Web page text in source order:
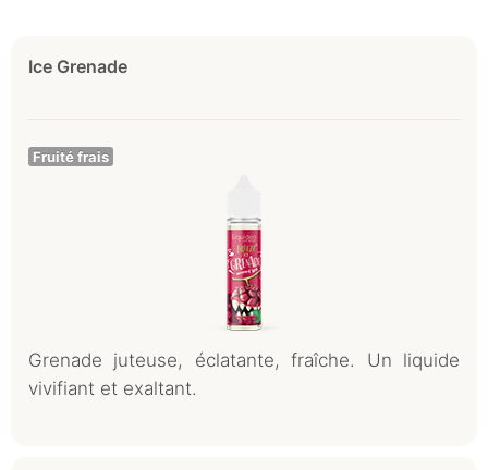
Ice Grenade
Fruité frais
Grenade juteuse, éclatante, fraîche. Un liquide
vivifiant et exaltant.